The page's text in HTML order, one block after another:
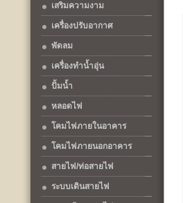
เสริมความงาม
เครื่องปรับอากาศ
พัดลม
เครื่องทำน้ำอุ่น
ปั้มน้ำ
หลอดไฟ
โคมไฟภายในอาคาร
โคมไฟภายนอกอาคาร
สายไฟ/ท่อสายไฟ
ระบบเดินสายไฟ